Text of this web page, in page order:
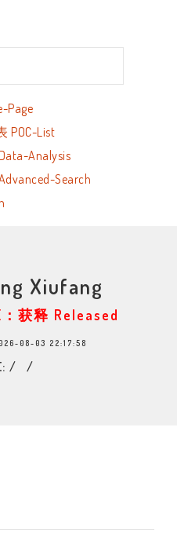
Page
POC-List
Analysis
Search
Xiufang
获释 Released
08-03 22:17:58